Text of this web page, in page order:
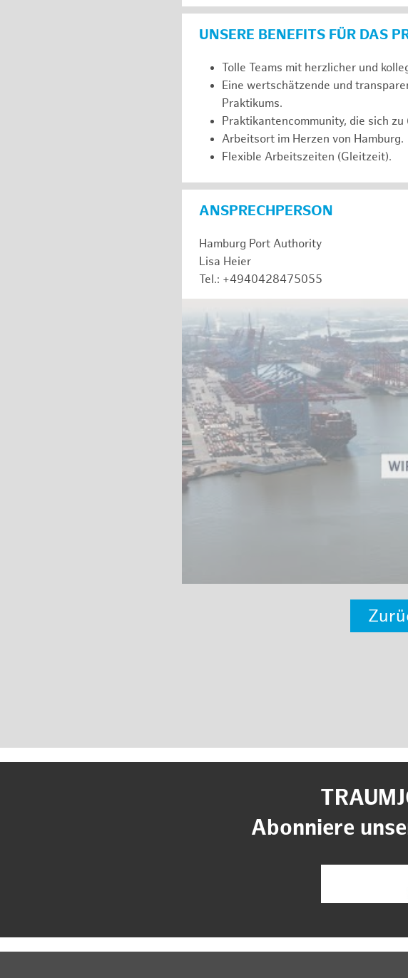
UNSERE BENEFITS FÜR DAS
Tolle Teams mit herzlicher und
Eine wertschätzende und
Praktikums.
Praktikantencommunity, die sich
Arbeitsort im Herzen von Hamburg.
Flexible Arbeitszeiten (Gleitzeit).
ANSPRECHPERSON
Hamburg Port Authority
Lisa Heier
Tel.: +4940428475055
Abonniere